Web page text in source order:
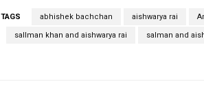
TAGS abhishek bachchan aishwarya rai
sallman khan and aishwarya rai salman and